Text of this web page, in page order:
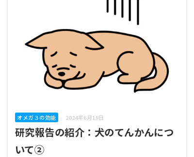
鯨肉ペットフード
クジラオイルのメリット
その他
オメガ３の効能 2024年6月19日
研究報告の紹介：犬のてんかんにつ
いて②